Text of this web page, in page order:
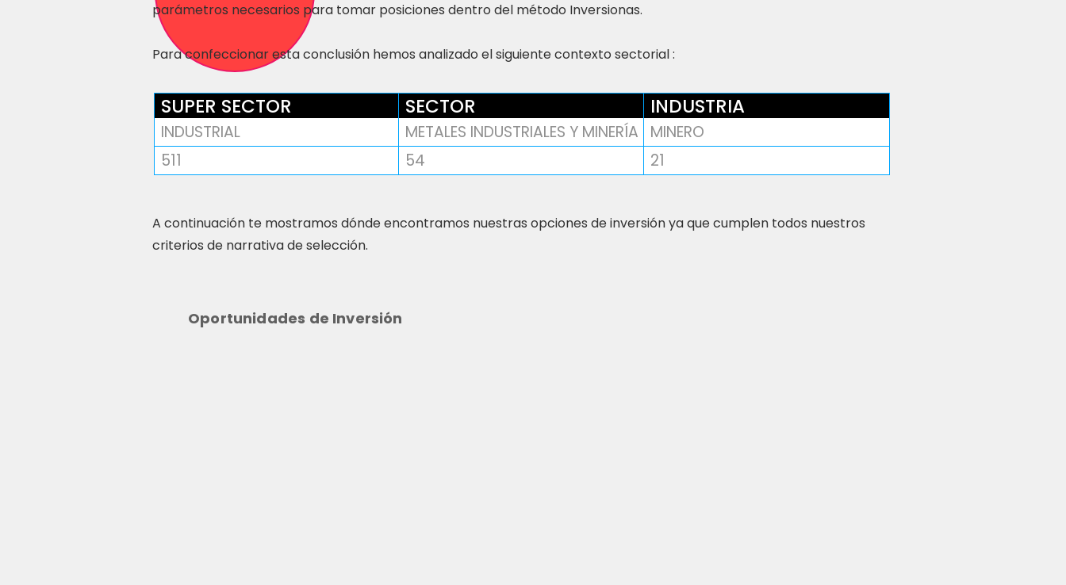
parámetros necesarios para tomar posiciones dentro del método Inversionas.
Para confeccionar esta conclusión hemos analizado el siguiente contexto sectorial :
SUPER SECTOR SECTOR INDUSTRIA
INDUSTRIAL METALES INDUSTRIALES Y MINERÍA
MINERO
511
54 21
A continuación te mostramos dónde encontramos nuestras opciones de inversión ya que cumplen todos nuestros
criterios de narrativa de selección.
Oportunidades de Inversión